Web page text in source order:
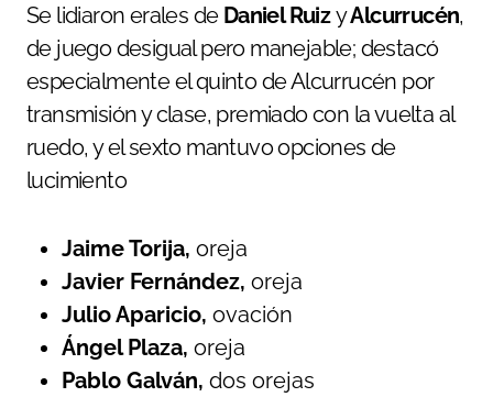
Se lidiaron erales de Daniel RuizyAlcurrucén,
de juego desigual pero manejable; destacó
especialmente el quinto de Alcurrucén por
transmisión y clase, premiado con la vuelta al
ruedo, y el sexto mantuvo opciones de
lucimiento
Jaime Torija, oreja
Javier Fernández, oreja
Julio Aparicio, ovación
Ángel Plaza, oreja
Pablo Galván, dos orejas